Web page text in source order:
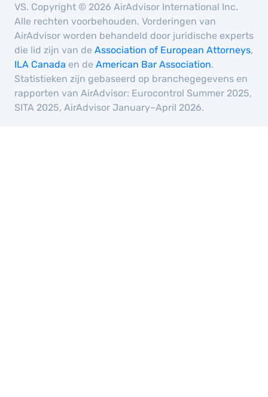
VS. Copyright © 2026 AirAdvisor International Inc.
Alle rechten voorbehouden. Vorderingen van
AirAdvisor worden behandeld door juridische experts
die lid zijn van de Association of European Attorneys,
ILA Canada en de American Bar Association.
Statistieken zijn gebaseerd op branchegegevens en
rapporten van AirAdvisor: Eurocontrol Summer 2025,
SITA 2025, AirAdvisor January–April 2026.